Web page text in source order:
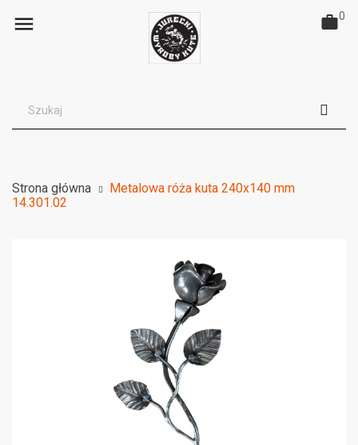
 0
Strona główna
Metalowa róża kuta 240x140 mm
14.301.02